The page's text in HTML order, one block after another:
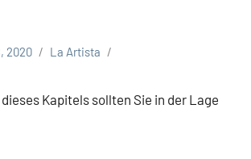
2020 La Artista
Kapitels sollten Sie in der Lage